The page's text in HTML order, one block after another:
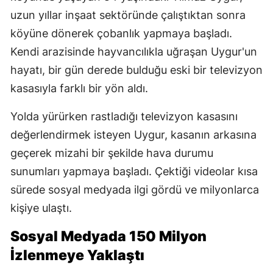
uzun yıllar inşaat sektöründe çalıştıktan sonra
köyüne dönerek çobanlık yapmaya başladı.
Kendi arazisinde hayvancılıkla uğraşan Uygur'un
hayatı, bir gün derede bulduğu eski bir televizyon
kasasıyla farklı bir yön aldı.
Yolda yürürken rastladığı televizyon kasasını
değerlendirmek isteyen Uygur, kasanın arkasına
geçerek mizahi bir şekilde hava durumu
sunumları yapmaya başladı. Çektiği videolar kısa
sürede sosyal medyada ilgi gördü ve milyonlarca
kişiye ulaştı.
Sosyal Medyada 150 Milyon
İzlenmeye Yaklaştı